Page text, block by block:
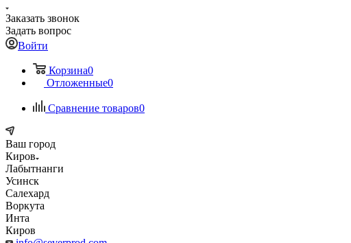
Заказать звонок
Задать вопрос
Войти
Корзина0
Отложенные0
Сравнение товаров0
Ваш город
Киров
Лабытнанги
Усинск
Салехард
Воркута
Инта
Киров